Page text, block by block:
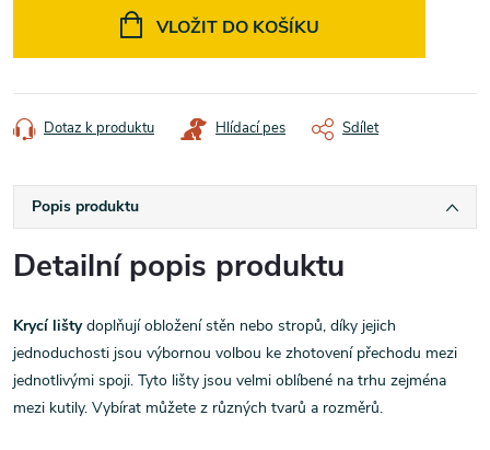
VLOŽIT DO KOŠÍKU
Dotaz k produktu Hlídací pes Sdílet
Popis produktu
Detailní popis produktu
Krycí lištydoplňují obložení stěn nebo stropů, díky jejich
jednoduchosti jsou výbornou volbou ke zhotovení přechodu mezi
jednotlivými spoji. Tyto lišty jsou velmi oblíbené na trhu zejména
mezi kutily. Vybírat můžete z různých tvarů a rozměrů.